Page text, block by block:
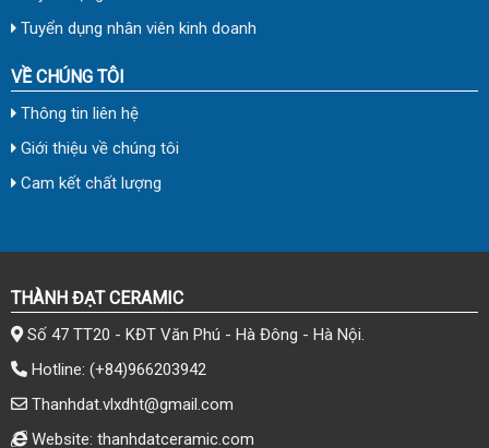
Tuyển dụng nhân viên kinh doanh
VỀ CHÚNG TÔI
Thông tin liên hệ
Giới thiệu về chúng tôi
Cam kết chất lượng
THÀNH ĐẠT CERAMIC
Số 47 TT20 - KĐT Văn Phú - Hà Đông - Hà Nội.
Hotline: (+84)966203942
Thanhdat.vlxdht@gmail.com
Website: thanhdatceramic.com